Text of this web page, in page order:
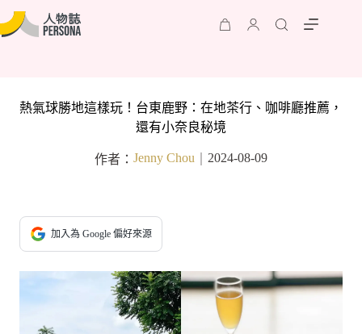
熱氣球勝地這樣玩！台東鹿野：在地茶行、咖啡廳推薦，
還有小奈良秘境
作者： Jenny Chou 2024-08-09
加入為 Google 偏好來源